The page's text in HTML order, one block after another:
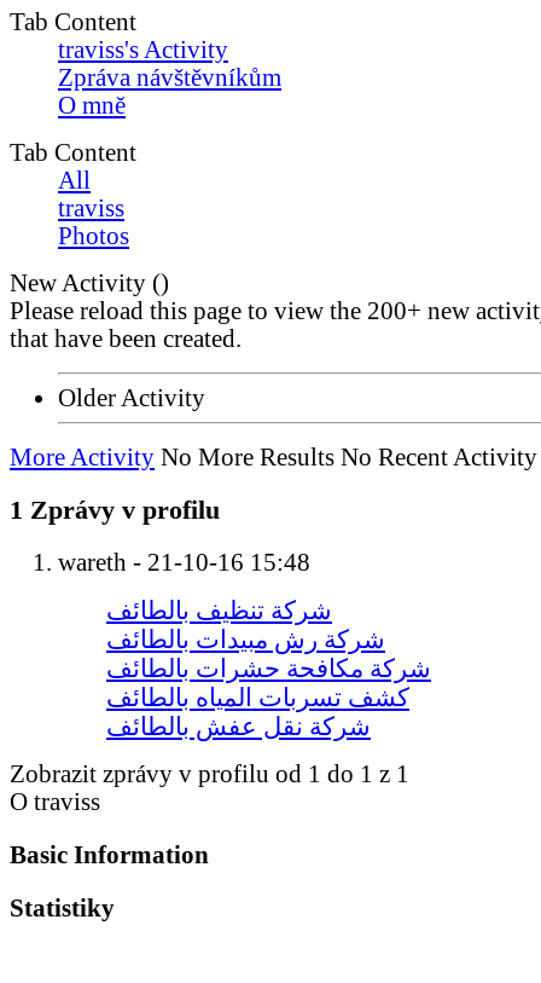
Tab Content
traviss's Activity
Zpráva návštěvníkům
O mně
Tab Content
All
traviss
Photos
New Activity ()
Please reload this page to view the 200+ new
that have been created.
Older Activity
More Activity No More Results No Recent Activity
1 Zprávy v profilu
wareth - 21-10-16 15:48
شركة تنظيف بالطائف
شركة رش مبيدات بالطائف
شركة مكافحة حشرات بالطائف
كشف تسربات المياه بالطائف
شركة نقل عفش بالطائف
Zobrazit zprávy v profilu od 1 do 1 z 1
O traviss
Basic Information
Statistiky